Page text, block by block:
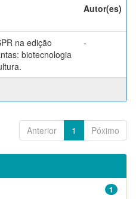
Autor(es)
na edição
biotecnologia
-
Anterior 1 Póximo
1